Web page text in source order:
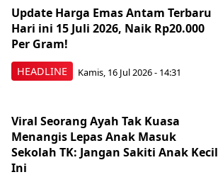
HEADLINE
Update Harga Emas Antam Terbaru
Hari ini 15 Juli 2026, Naik Rp20.000
Per Gram!
Kamis, 16 Jul 2026 - 14:31
Viral Seorang Ayah Tak Kuasa
Menangis Lepas Anak Masuk
Sekolah TK: Jangan Sakiti Anak Kecil
Ini